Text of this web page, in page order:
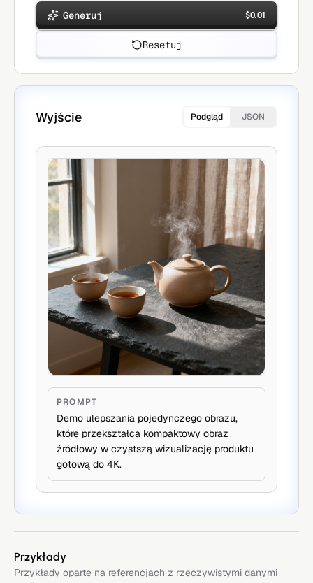
Generuj $0.01
Resetuj
Wyjście Podgląd JSON
PROMPT
Demo ulepszania pojedynczego obrazu,
które przekształca kompaktowy obraz
źródłowy w czystszą wizualizację produktu
gotową do 4K.
Przykłady
Przykłady oparte na referencjach z rzeczywistymi danymi